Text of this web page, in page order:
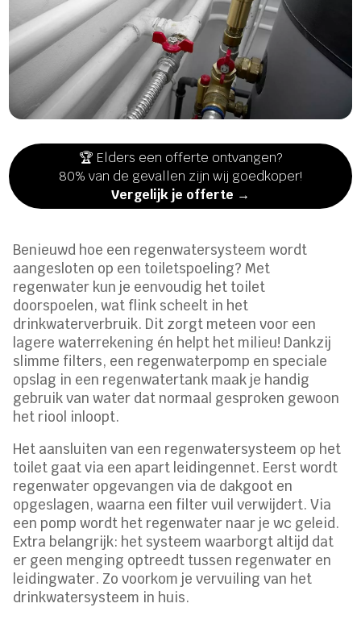
🏆 Elders een offerte ontvangen?
80% van de gevallen zijn wij goedkoper!
Vergelijk je offerte →
Benieuwd hoe een regenwatersysteem wordt
aangesloten op een toiletspoeling? Met
regenwater kun je eenvoudig het toilet
doorspoelen, wat flink scheelt in het
drinkwaterverbruik. Dit zorgt meteen voor een
lagere waterrekening én helpt het milieu! Dankzij
slimme filters, een regenwaterpomp en speciale
opslag in een regenwatertank maak je handig
gebruik van water dat normaal gesproken gewoon
het riool inloopt.
Het aansluiten van een regenwatersysteem op het
toilet gaat via een apart leidingennet. Eerst wordt
regenwater opgevangen via de dakgoot en
opgeslagen, waarna een filter vuil verwijdert. Via
een pomp wordt het regenwater naar je wc geleid.
Extra belangrijk: het systeem waarborgt altijd dat
er geen menging optreedt tussen regenwater en
leidingwater. Zo voorkom je vervuiling van het
drinkwatersysteem in huis.